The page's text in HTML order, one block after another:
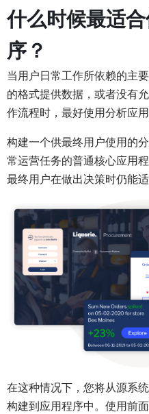
什么时候最适
序？
当用户日常工作所依赖的主
的格式提供数据，或者没有
作流程时，最好使用分析应用
构建一个供最终用户使用的
常运营任务的普通核心应用
最终用户在做出决策时仍能
在这种情况下，您将从源系
构建到应用程序中。使用前